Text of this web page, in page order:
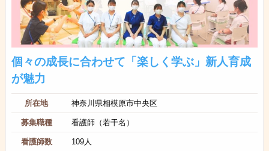
個々の成長に合わせて「楽しく学ぶ」新人育成
が魅力
所在地 神奈川県相模原市中央区
募集職種 看護師（若干名）
看護師数 109人